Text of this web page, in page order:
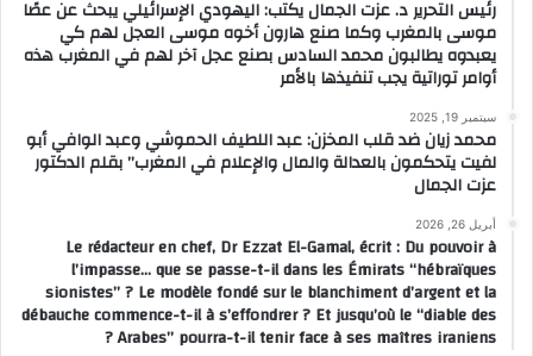
رئيس التحرير د. عزت الجمال يكتب: اليهودي الإسرائيلي يبحث عن عصًا
موسى بالمغرب وكما صنع هارون أخوه موسى العجل لهم كي
يعبدوه يطالبون محمد السادس بصنع عجل آخر لهم في المغرب هذه
أوامر توراتية يجب تنفيذها بالأمر
سبتمبر 19, 2025
محمد زيان ضد قلب المخزن: عبد اللطيف الحموشي وعبد الوافي أبو
لفيت يتحكمون بالعدالة والمال والإعلام في المغرب” بقلم الدكتور
عزت الجمال
أبريل 26, 2026
Le rédacteur en chef, Dr Ezzat El-Gamal, écrit : Du pouvoir à
l’impasse… que se passe-t-il dans les Émirats “hébraïques
sionistes” ? Le modèle fondé sur le blanchiment d’argent et la
débauche commence-t-il à s’effondrer ? Et jusqu’où le “diable des
Arabes” pourra-t-il tenir face à ses maîtres iraniens ?